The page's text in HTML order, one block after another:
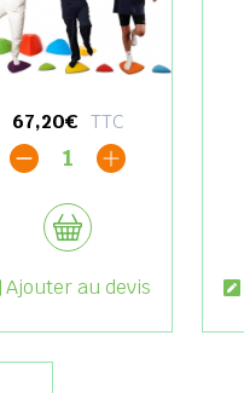
67,20€ TTC
1
Ajouter au devis